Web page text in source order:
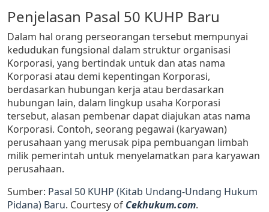
Penjelasan Pasal 50 KUHP Baru
Dalam hal orang perseorangan tersebut mempunyai
kedudukan fungsional dalam struktur organisasi
Korporasi, yang bertindak untuk dan atas nama
Korporasi atau demi kepentingan Korporasi,
berdasarkan hubungan kerja atau berdasarkan
hubungan lain, dalam lingkup usaha Korporasi
tersebut, alasan pembenar dapat diajukan atas nama
Korporasi. Contoh, seorang pegawai (karyawan)
perusahaan yang merusak pipa pembuangan limbah
milik pemerintah untuk menyelamatkan para karyawan
perusahaan.
Sumber: Pasal 50 KUHP (Kitab Undang-Undang Hukum
Pidana) Baru. Courtesy of Cekhukum.com.